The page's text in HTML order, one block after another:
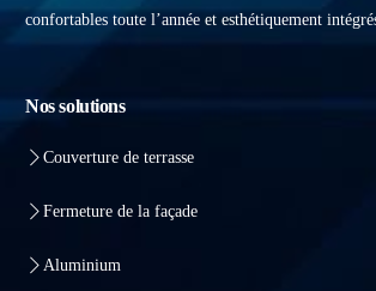
confortables toute l’année et esthétiquement
Nos solutions
Couverture de terrasse
Fermeture de la façade
Aluminium